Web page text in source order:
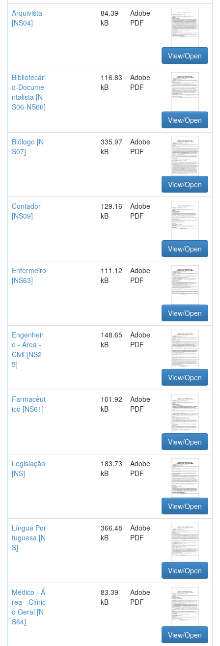
Arquivista
[NS04]
84.39
kB
Adobe
PDF
View/Open
Bibliotecári
o-Docume
ntalista [N
S06-NS66]
116.83
kB
Adobe
PDF
View/Open
Biólogo [N
S07]
335.97
kB
Adobe
PDF
View/Open
Contador
[NS09]
129.16
kB
Adobe
PDF
View/Open
Enfermeiro
[NS63]
111.12
kB
Adobe
PDF
View/Open
Engenheir
o - Área -
Civil [NS2
5]
148.65
kB
Adobe
PDF
View/Open
Farmacêut
ico [NS61]
101.92
kB
Adobe
PDF
View/Open
Legislação
[NS]
183.73
kB
Adobe
PDF
View/Open
Língua Por
tuguesa [N
S]
366.48
kB
Adobe
PDF
View/Open
Médico - Á
rea - Clínic
o Geral [N
S64]
83.39
kB
Adobe
PDF
View/Open